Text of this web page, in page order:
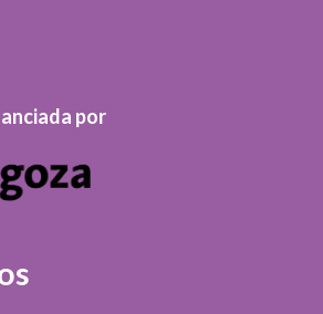
por